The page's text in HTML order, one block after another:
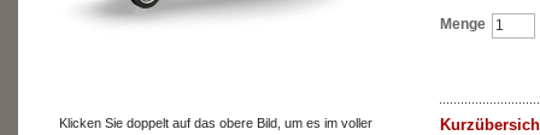
Menge
Klicken Sie doppelt auf das obere Bild, um es im voller